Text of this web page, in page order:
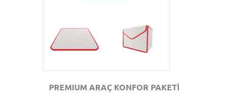
PREMIUM ARAÇ KONFOR PAKETİ